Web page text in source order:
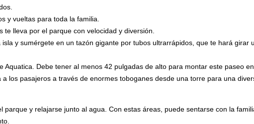
y vueltas para toda la familia.
lleva por el parque con velocidad y diversión.
y sumérgete en un tazón gigante por tubos ultrarrápidos, que te hará girar
Aquatica. Debe tener al menos 42 pulgadas de alto para montar este paseo
los pasajeros a través de enormes toboganes desde una torre para una
parque y relajarse junto al agua. Con estas áreas, puede sentarse con la